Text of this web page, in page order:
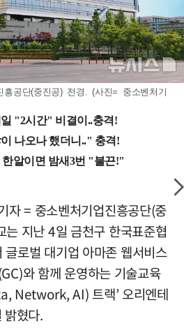
흥공단(중진공) 전경. (사진= 중소벤처기
자 = 중소벤처기업진흥공단(중
는 지난 4일 금천구 한국표준협
로벌 대기업 아마존 웹서비스
와 함께 운영하는 기술교육
Network, AI) 트랙’ 오리엔테
밝혔다.